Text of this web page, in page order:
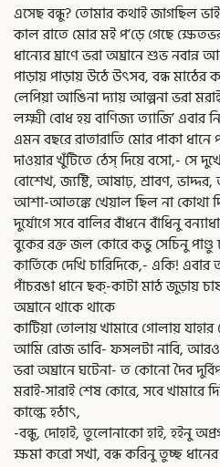
এসেছ বন্ধু? তোমার কথাই জাগছিল ভাই
কাল রাতে মোর মই প’ড়ে গেছে
ধান্যের ঘ্রাণে ভরা অঘ্রানে শুভ নবান্ন
পাড়ায় পাড়ায় উঠে উৎসব, বন্ধ মাঠের
লেপিয়া আঙিনা দ্যায় আল্পনা ভরা
লক্ষ্মী বোধ হয় বাণিজ্য ত্যাজি’ এবার
এমন বছরে রাতারাতি মোর পাকা ধানে
দাওয়ার খুঁটিতে ঠেস্ দিয়ে বসো,- সে
বোশেখ, জ্যষ্টি, আষাঢ়, শ্রাবণ,
আশা-আতঙ্কে খেয়াল ছিল না কোথা
দুর্যোগে সবে বালির বাঁধনে বাঁধিনু
বুকের রক্ত জল কোরে কভু সেচিনু পাণ্ডু
কার্তিকে দেখি চারিদিকে,- একি!
পাঁচরঙা ধানে ছক্-কাটা মাঠ জুড়ায়
অঘ্রানে থাকে থাকে
কাটিয়া তোলায় খামারে গোলায় যাহার
আমি রোজ ভাবি- ফসলটা নাবি, আরও
ভরা অঘ্রানে ঘটেনা- ত কোনো দৈব
মরাই-সারাই শেষ কোরে, সবে খামারে
কাল্কে হঠাৎ,
-বন্ধু, দোহাই, তুলোনাকো হাই, হইনু
ক্ষমা করো সখা, বন্ধ করিনু তুচ্ছ ধানের